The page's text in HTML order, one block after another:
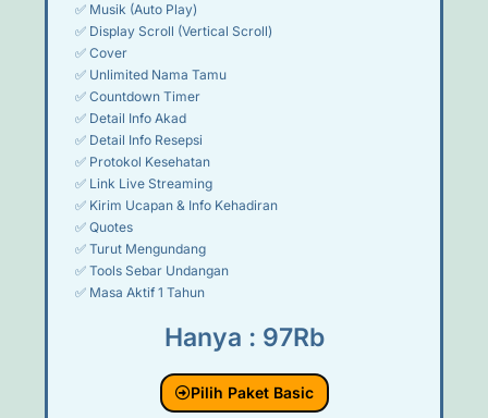
✅ Musik (Auto Play)
✅ Display Scroll (Vertical Scroll)
✅ Cover
✅ Unlimited Nama Tamu
✅ Countdown Timer
✅ Detail Info Akad
✅ Detail Info Resepsi
✅ Protokol Kesehatan
✅ Link Live Streaming
✅ Kirim Ucapan & Info Kehadiran
✅ Quotes
✅ Turut Mengundang
✅ Tools Sebar Undangan
✅ Masa Aktif 1 Tahun
Hanya : 97Rb
Pilih Paket Basic